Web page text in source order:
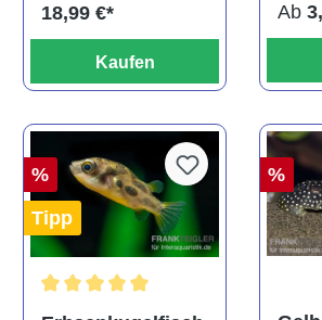
18,99 €*
Kaufen
Ab
%
Tipp
Durchschnittliche Bewertung von 5
%